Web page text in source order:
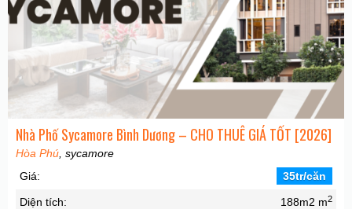
Nhà Phố Sycamore Bình Dương – CHO THUÊ GIÁ TỐT [2026]
Hòa Phú , sycamore
Giá:
35tr/căn
Diện tích: 188m2 m2